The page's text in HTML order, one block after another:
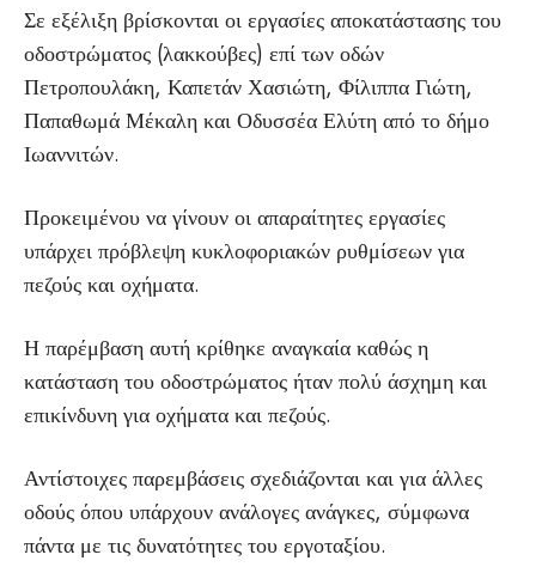
Σε εξέλιξη βρίσκονται οι εργασίες αποκατάστασης του
οδοστρώματος (λακκούβες) επί των οδών
Πετροπουλάκη, Καπετάν Χασιώτη, Φίλιππα Γιώτη,
Παπαθωμά Μέκαλη και Οδυσσέα Ελύτη από το δήμο
Ιωαννιτών.
Προκειμένου να γίνουν οι απαραίτητες εργασίες
υπάρχει πρόβλεψη κυκλοφοριακών ρυθμίσεων για
πεζούς και οχήματα.
Η παρέμβαση αυτή κρίθηκε αναγκαία καθώς η
κατάσταση του οδοστρώματος ήταν πολύ άσχημη και
επικίνδυνη για οχήματα και πεζούς.
Αντίστοιχες παρεμβάσεις σχεδιάζονται και για άλλες
οδούς όπου υπάρχουν ανάλογες ανάγκες, σύμφωνα
πάντα με τις δυνατότητες του εργοταξίου.